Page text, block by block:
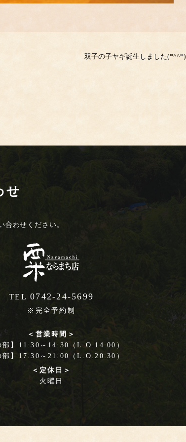
双子の子ヤギ誕生しました(*^^*)
せ
合わせください。
TEL0742-24-5699
※完全予約制
＜営業時間＞
部】11:30～14:30（L.O.14:00）
部】17:30～21:00（L.O.20:30）
＜定休日＞
火曜日